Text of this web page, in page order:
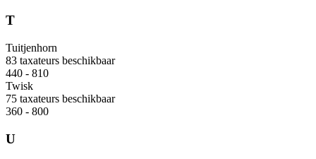
T
Tuitjenhorn
83 taxateurs beschikbaar
440 - 810
Twisk
75 taxateurs beschikbaar
360 - 800
U